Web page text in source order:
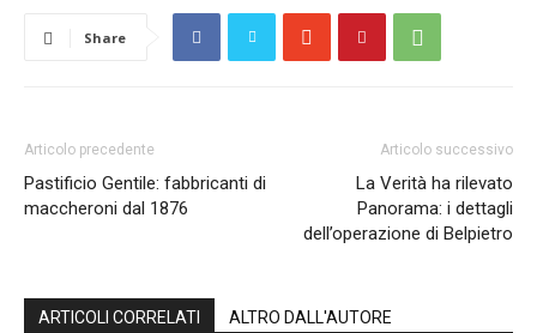
Share
Articolo precedente
Pastificio Gentile: fabbricanti di
maccheroni dal 1876
Articolo successivo
La Verità ha rilevato
Panorama: i dettagli
dell’operazione di Belpietro
ARTICOLI CORRELATI ALTRO DALL'AUTORE